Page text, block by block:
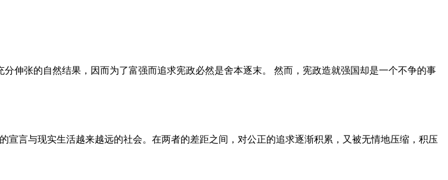
伸张的自然结果，因而为了富强而追求宪政必然是舍本逐末。 然而，宪政造就强国却是一个不争的事
言与现实生活越来越远的社会。在两者的差距之间，对公正的追求逐渐积累，又被无情地压缩，积压